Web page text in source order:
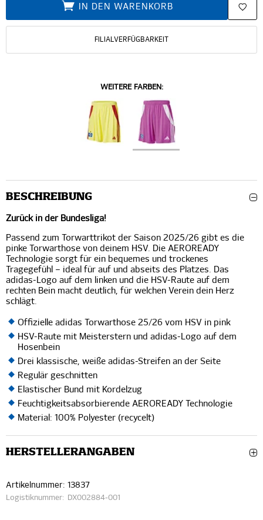
IN DEN WARENKORB
FILIALVERFÜGBARKEIT
WEITERE FARBEN:
BESCHREIBUNG
Zurück in der Bundesliga!
Passend zum Torwarttrikot der Saison 2025/26 gibt es die
pinke Torwarthose von deinem HSV. Die AEROREADY
Technologie sorgt für ein bequemes und trockenes
Tragegefühl – ideal für auf und abseits des Platzes. Das
adidas-Logo auf dem linken und die HSV-Raute auf dem
rechten Bein macht deutlich, für welchen Verein dein Herz
schlägt.
Offizielle adidas Torwarthose 25/26 vom HSV in pink
HSV-Raute mit Meisterstern und adidas-Logo auf dem
Hosenbein
Drei klassische, weiße adidas-Streifen an der Seite
Regulär geschnitten
Elastischer Bund mit Kordelzug
Feuchtigkeitsabsorbierende AEROREADY Technologie
Material: 100% Polyester (recycelt)
HERSTELLERANGABEN
Artikelnummer: 13837
Logistiknummer: DX002884-001